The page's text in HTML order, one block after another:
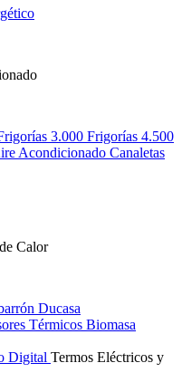
3.000 Frigorías 4.500
Acondicionado Canaletas
Calor
Ducasa
Térmicos Biomasa
Digital Termos Eléctricos y